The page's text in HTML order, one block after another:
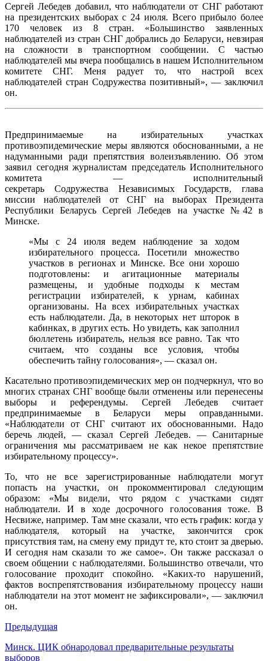
Сергей Лебедев добавил, что наблюдатели от СНГ работают
на президентских выборах с 24 июля. Всего прибыло более
170 человек из 8 стран. «Большинство заявленных
наблюдателей из стран СНГ добрались до Беларуси, невзирая
на сложности в транспортном сообщении. С частью
наблюдателей мы вчера пообщались в нашем Исполнительном
комитете СНГ. Меня радует то, что настрой всех
наблюдателей стран Содружества позитивный», — заключил
он.
Предпринимаемые на избирательных участках
противоэпидемические меры являются обоснованными, а не
надуманными ради препятствия волеизъявлению. Об этом
заявил сегодня журналистам председатель Исполнительного
комитета — исполнительный
секретарь Содружества Независимых Государств, глава
миссии наблюдателей от СНГ на выборах Президента
Республики Беларусь Сергей Лебедев на участке №42 в
Минске.
«Мы с 24 июля ведем наблюдение за ходом
избирательного процесса. Посетили множество
участков в регионах и Минске. Все они хорошо
подготовлены: и агитационные материалы
размещены, и удобные подходы к местам
регистрации избирателей, к урнам, кабинах
организованы. На всех избирательных участках
есть наблюдатели. Да, в некоторых нет шторок в
кабинках, в других есть. Но увидеть, как заполнил
бюллетень избиратель, нельзя все равно. Так что
считаем, что созданы все условия, чтобы
обеспечить тайну голосования», — сказал он.
Касательно противоэпидемических мер он подчеркнул, что во
многих странах СНГ вообще были отменены или перенесены
выборы и референдумы. Сергей Лебедев считает
предпринимаемые в Беларуси меры оправданными.
«Наблюдатели от СНГ считают их обоснованными. Надо
беречь людей, — сказал Сергей Лебедев. — Санитарные
ограничения мы рассматриваем не как некое препятствие
избирательному процессу».
То, что не все зарегистрированные наблюдатели могут
попасть на участки, он прокомментировал следующим
образом: «Мы видели, что рядом с участками сидят
наблюдатели. И в ходе досрочного голосования тоже. В
Несвиже, например. Там мне сказали, что есть график: когда у
наблюдателя, который на участке, закончится срок
присутствия там, на смену ему придут те, кто стоит за дверью.
И сегодня нам сказали то же самое». Он также рассказал о
своем общении с наблюдателями. Большинство отвечали, что
голосование проходит спокойно. «Каких-то нарушений,
фактов воспрепятствования избирательному процессу наши
наблюдатели на этот момент не зафиксировали», — заключил
он.
Предыдущая
Минск. ЦИК обнародовал предварительные результаты
выборов